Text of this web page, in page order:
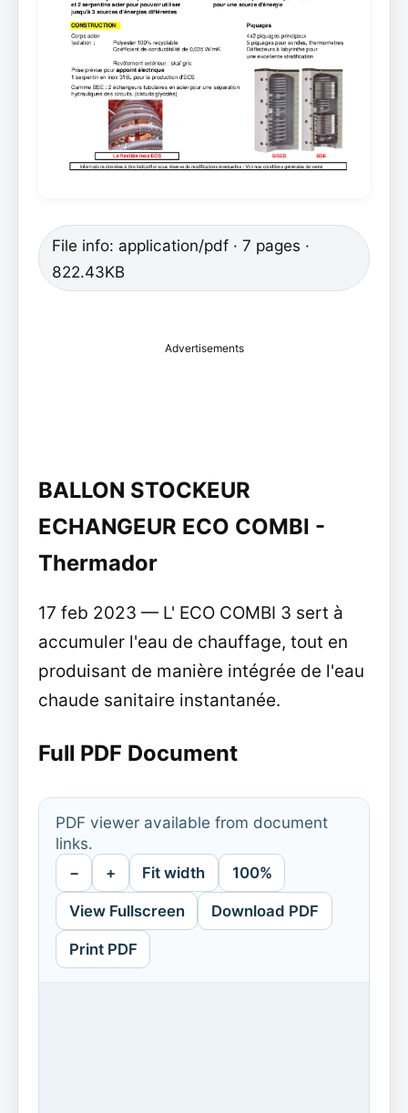
File info: application/pdf · 7 pages ·
822.43KB
Advertisements
BALLON STOCKEUR
ECHANGEUR ECO COMBI -
Thermador
17 feb 2023 — L' ECO COMBI 3 sert à
accumuler l'eau de chauffage, tout en
produisant de manière intégrée de l'eau
chaude sanitaire instantanée.
Full PDF Document
PDF viewer available from document
links.
− + Fit width 100%
View Fullscreen Download PDF
Print PDF